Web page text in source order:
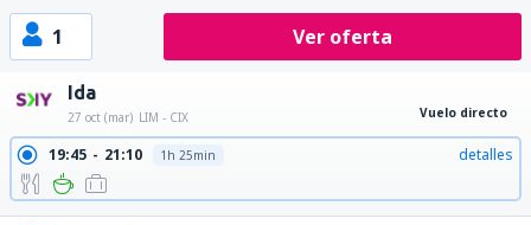
1 Ver oferta
Ida
27 oct (mar) LIM - CIX Vuelo directo
19:45 21:10 1h 25min detalles